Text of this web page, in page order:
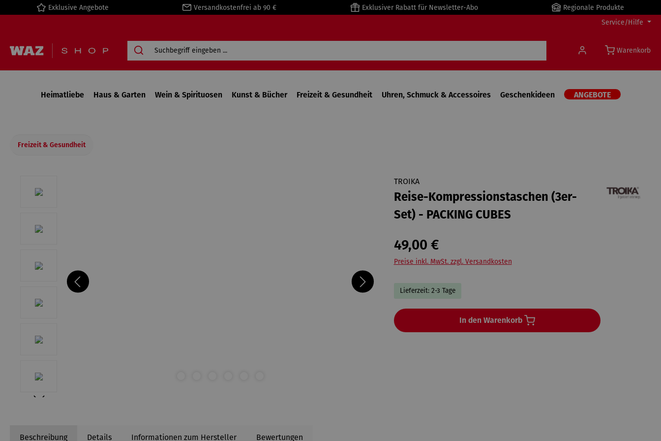
Zur Hauptnavigation springen
Exklusive Angebote Versandkostenfrei ab 90 € Exklusiver Rabatt für Newsletter-Abo
Regionale Produkte
Service/Hilfe
Warenkorb
Heimatliebe Haus & Garten Wein & Spirituosen Kunst & Bücher Freizeit & Gesundheit Uhren, Schmuck & Accessoires Geschenkideen ANGEBOTE
Freizeit & Gesundheit
TROIKA
Reise-Kompressionstaschen (3er-
Set) - PACKING CUBES
49,00 €
Preise inkl. MwSt. zzgl. Versandkosten
Lieferzeit: 2-3 Tage
In den Warenkorb
Beschreibung Details Informationen zum Hersteller Bewertungen